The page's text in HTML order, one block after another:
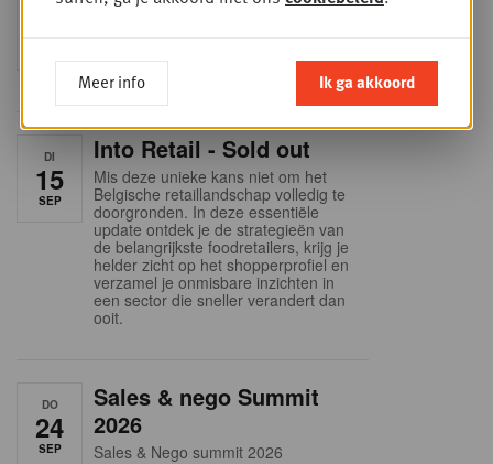
WOE
onderhandelingstafel is geen toeval!
DI
15
SEP
Into Retail - Sold out
Mis deze unieke kans niet om het
Belgische retaillandschap volledig te
doorgronden. In deze essentiële
update ontdek je de strategieën van
de belangrijkste foodretailers, krijg je
helder zicht op het shopperprofiel en
verzamel je onmisbare inzichten in
een sector die sneller verandert dan
ooit.
DO
24
SEP
Sales & nego Summit
2026
Sales & Nego summit 2026
Meer info Ik ga akkoord